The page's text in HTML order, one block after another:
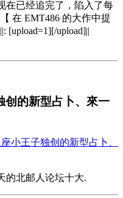
在已经追完了，陷入了每
在 EMT486 的大作中提
[upload=1][/upload]||
创的新型占卜、來一
小王子独创的新型占卜、
的北邮人论坛十大.